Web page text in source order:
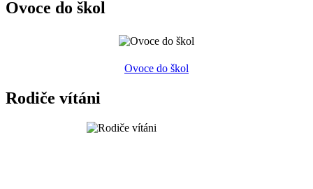
Ovoce do škol
Ovoce do škol
Rodiče vítáni